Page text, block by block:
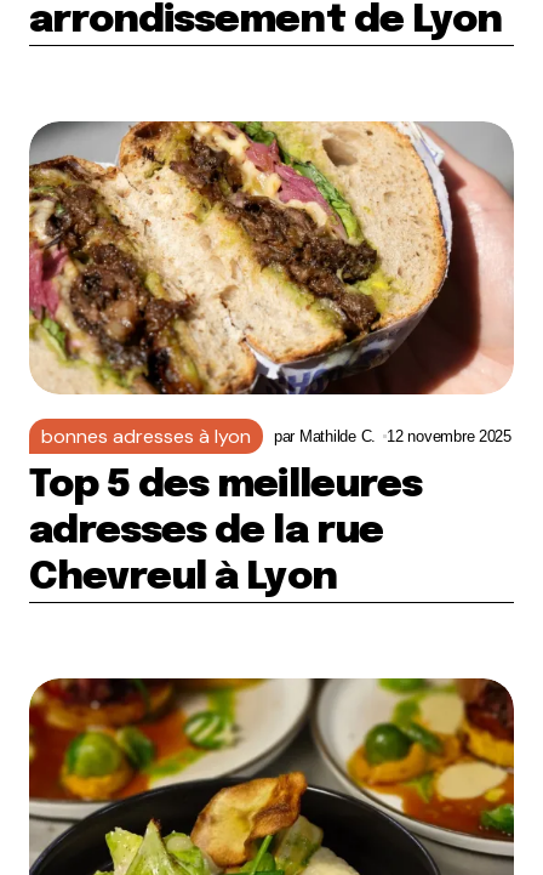
arrondissement de Lyon
bonnes adresses à lyon par Mathilde C. 12 novembre 2025
Top 5 des meilleures
adresses de la rue
Chevreul à Lyon